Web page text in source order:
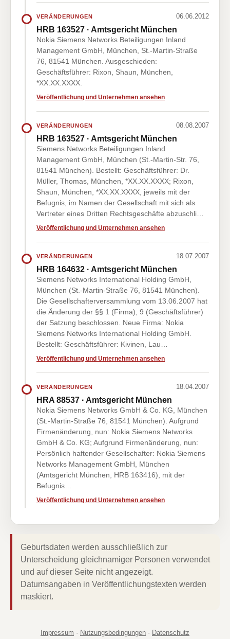
VERÄNDERUNGEN 06.06.2012
HRB 163527 · Amtsgericht München
Nokia Siemens Networks Beteiligungen Inland
Management GmbH, München, St.-Martin-Straße
76, 81541 München. Ausgeschieden:
Geschäftsführer: Rixon, Shaun, München,
*XX.XX.XXXX.
Veröffentlichung und Unternehmen ansehen
VERÄNDERUNGEN 08.08.2007
HRB 163527 · Amtsgericht München
Siemens Networks Beteiligungen Inland
Management GmbH, München (St.-Martin-Str. 76,
81541 München). Bestellt: Geschäftsführer: Dr.
Müller, Thomas, München, *XX.XX.XXXX; Rixon,
Shaun, München, *XX.XX.XXXX, jeweils mit der
Befugnis, im Namen der Gesellschaft mit sich als
Vertreter eines Dritten Rechtsgeschäfte abzuschli…
Veröffentlichung und Unternehmen ansehen
VERÄNDERUNGEN 18.07.2007
HRB 164632 · Amtsgericht München
Siemens Networks International Holding GmbH,
München (St.-Martin-Straße 76, 81541 München).
Die Gesellschafterversammlung vom 13.06.2007 hat
die Änderung der §§ 1 (Firma), 9 (Geschäftsführer)
der Satzung beschlossen. Neue Firma: Nokia
Siemens Networks International Holding GmbH.
Bestellt: Geschäftsführer: Kivinen, Lau…
Veröffentlichung und Unternehmen ansehen
VERÄNDERUNGEN 18.04.2007
HRA 88537 · Amtsgericht München
Nokia Siemens Networks GmbH & Co. KG, München
(St.-Martin-Straße 76, 81541 München). Aufgrund
Firmenänderung, nun: Nokia Siemens Networks
GmbH & Co. KG; Aufgrund Firmenänderung, nun:
Persönlich haftender Gesellschafter: Nokia Siemens
Networks Management GmbH, München
(Amtsgericht München, HRB 163416), mit der
Befugnis…
Veröffentlichung und Unternehmen ansehen
Geburtsdaten werden ausschließlich zur
Unterscheidung gleichnamiger Personen verwendet
und auf dieser Seite nicht angezeigt.
Datumsangaben in Veröffentlichungstexten werden
maskiert.
Impressum · Nutzungsbedingungen · Datenschutz